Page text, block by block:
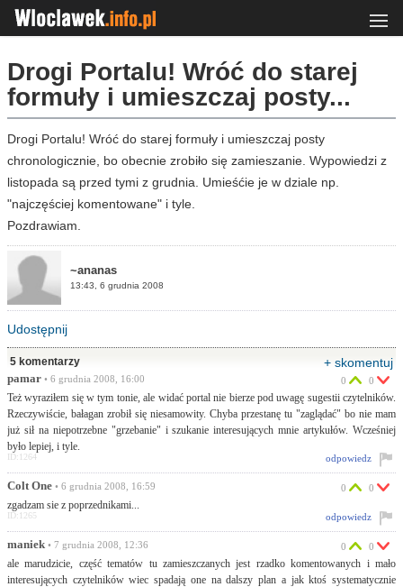
Drogi Portalu! Wróć do starej
formuły i umieszczaj posty...
Drogi Portalu! Wróć do starej formuły i umieszczaj posty
chronologicznie, bo obecnie zrobiło się zamieszanie. Wypowiedzi z
listopada są przed tymi z grudnia. Umieśćie je w dziale np.
"najczęściej komentowane" i tyle.
Pozdrawiam.
~ananas
13:43, 6 grudnia 2008
Udostępnij
5 komentarzy + skomentuj
pamar • 6 grudnia 2008, 16:00
Też wyraziłem się w tym tonie, ale widać portal nie bierze pod uwagę sugestii czytelników.
Rzeczywiście, bałagan zrobił się niesamowity. Chyba przestanę tu "zaglądać" bo nie mam
już sił na niepotrzebne "grzebanie" i szukanie interesujących mnie artykułów. Wcześniej
było lepiej, i tyle.
0 0
odpowiedz
ID:1264
Colt One • 6 grudnia 2008, 16:59
zgadzam sie z poprzednikami...
0 0
odpowiedz
ID:1265
maniek • 7 grudnia 2008, 12:36
ale marudzicie, część tematów tu zamieszczanych jest rzadko komentowanych i mało
interesujących czytelników wiec spadają one na dalszy plan a jak ktoś systematycznie
0 0